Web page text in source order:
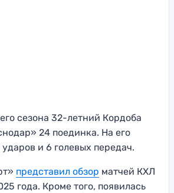
сезона 32-летний Кордоба
24 поединка. На его
ударов и 6 голевых передач.
представил обзор матчей КХЛ
года. Кроме того, появилась